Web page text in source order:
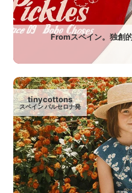
Fromスペイン。独創
tinycottons
スペイン バルセロナ発